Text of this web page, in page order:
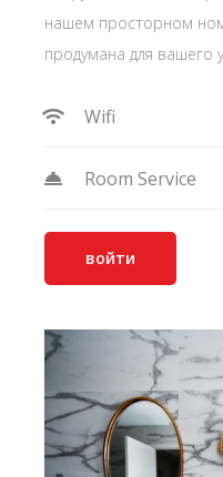
нашем просторном
продумана для вашего
Wifi
Room Service
войти